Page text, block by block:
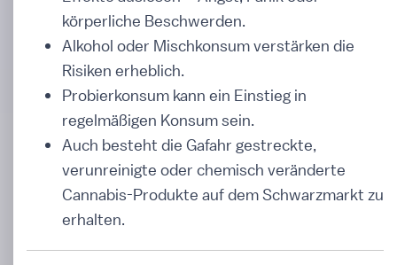
körperliche Beschwerden.
Alkohol oder Mischkonsum verstärken die
Risiken erheblich.
Probierkonsum kann ein Einstieg in
regelmäßigen Konsum sein.
Auch besteht die Gafahr gestreckte,
verunreinigte oder chemisch veränderte
Cannabis-Produkte auf dem Schwarzmarkt zu
erhalten.